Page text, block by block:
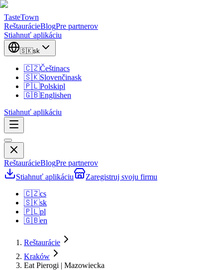
TasteTown
ReštaurácieBlogPre partnerov
Stiahnuť aplikáciu
🇸🇰sk
🇨🇿Češtinacs
🇸🇰Slovenčinask
🇵🇱Polskipl
🇬🇧Englishen
Stiahnuť aplikáciu
ReštaurácieBlogPre partnerov
Stiahnuť aplikáciu
Zaregistruj svoju firmu
🇨🇿cs
🇸🇰sk
🇵🇱pl
🇬🇧en
Reštaurácie
Kraków
Eat Pierogi | Mazowiecka